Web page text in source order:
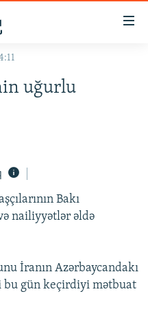
uğurlu
Bakı
nailiyyətlər əldə
İranın Azərbaycandakı
bu gün keçirdiyi mətbuat